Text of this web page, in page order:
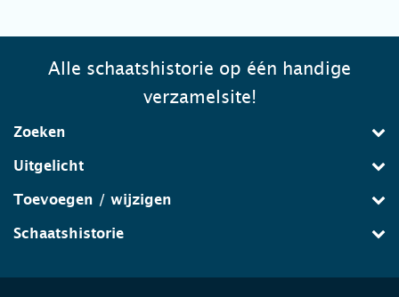
Alle schaatshistorie op één handige
verzamelsite!
Zoeken
Uitgelicht
Toevoegen / wijzigen
Schaatshistorie